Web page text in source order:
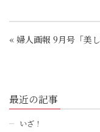
« 婦人画報 9月号「美
最近の記事
いざ！